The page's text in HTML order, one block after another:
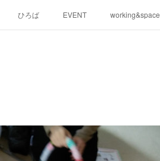
ひろば EVENT working&space